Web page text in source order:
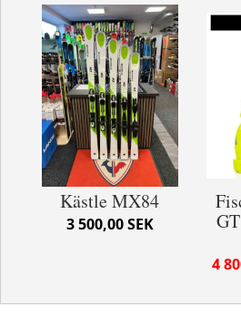
Kästle MX84
3 500,00 SEK
4